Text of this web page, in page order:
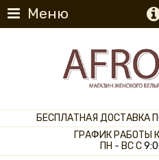
Меню
БЕСПЛАТНАЯ ДОСТАВКА
ГРАФИК РАБОТЫ
ПН - ВС С